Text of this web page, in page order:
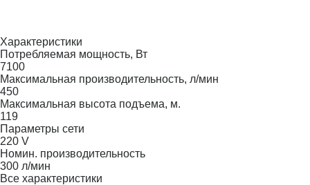
Характеристики
Потребляемая мощность, Вт
7100
Максимальная производительность, л/мин
450
Максимальная высота подъема, м.
119
Параметры сети
220 V
Номин. производительность
300 л/мин
Все характеристики